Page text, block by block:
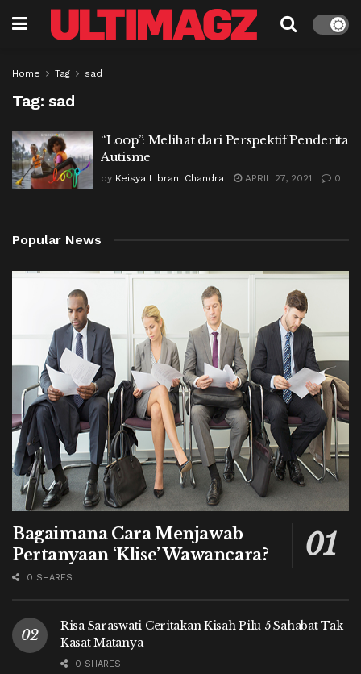
Home Tag sad
Tag: sad
“Loop”: Melihat dari Perspektif Penderita
Autisme
by Keisya Librani Chandra APRIL 27, 2021 0
Popular News
Bagaimana Cara Menjawab
Pertanyaan ‘Klise’ Wawancara?
0 SHARES
Risa Saraswati Ceritakan Kisah Pilu 5 Sahabat Tak
Kasat Matanya
0 SHARES